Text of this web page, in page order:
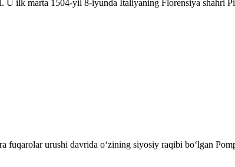
ilk marta 1504-yil 8-iyunda Italiyaning Florensiya shahri
urushi davrida oʻzining siyosiy raqibi boʻlgan